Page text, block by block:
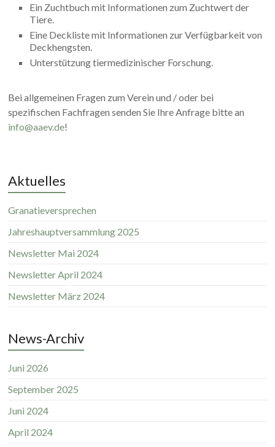
Ein Zuchtbuch mit Informationen zum Zuchtwert der
Tiere.
Eine Deckliste mit Informationen zur Verfügbarkeit von
Deckhengsten.
Unterstützung tiermedizinischer Forschung.
Bei allgemeinen Fragen zum Verein und / oder bei
spezifischen Fachfragen senden Sie Ihre Anfrage bitte an
info@aaev.de!
Aktuelles
Granatieversprechen
Jahreshauptversammlung 2025
Newsletter Mai 2024
Newsletter April 2024
Newsletter März 2024
News-Archiv
Juni 2026
September 2025
Juni 2024
April 2024